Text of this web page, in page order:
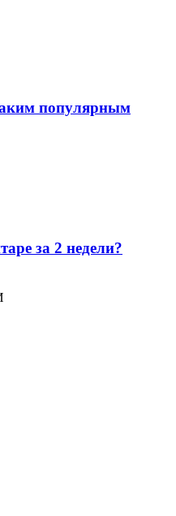
популярным
за 2 недели?